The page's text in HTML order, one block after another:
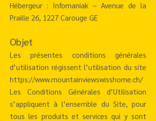
Hébergeur : Infomaniak – Avenue de la
Praille 26, 1227 Carouge GE
Objet
Les présentes conditions générales
d’utilisation régissent l’utilisation du site
https://www.mountainviewswisshome.ch/
Les Conditions Générales d’Utilisation
s’appliquent à l’ensemble du Site, pour
tous les produits et services qui y sont